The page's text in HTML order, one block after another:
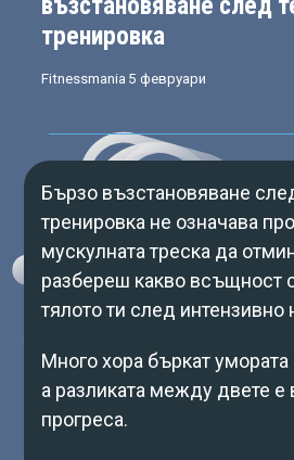
тренировка
Fitnessmania 5 февруари
Бързо възстановяване
тренировка не означава
мускулната треска да
разбереш какво всъщност
тялото ти след интензивно
Много хора бъркат умората
а разликата между двете е
прогреса.